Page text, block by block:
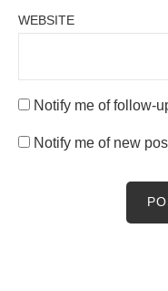
WEBSITE
Notify me of follow-
Notify me of new